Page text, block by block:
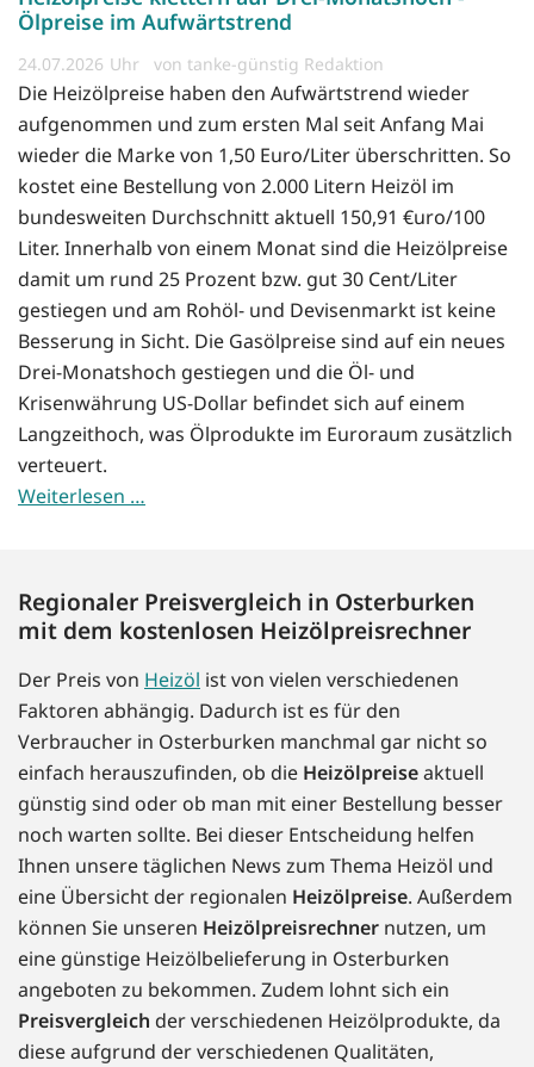
Ölpreise im Aufwärtstrend
24.07.2026 von tanke-günstig Redaktion
Die Heizölpreise haben den Aufwärtstrend wieder
aufgenommen und zum ersten Mal seit Anfang Mai
wieder die Marke von 1,50 Euro/Liter überschritten. So
kostet eine Bestellung von 2.000 Litern Heizöl im
bundesweiten Durchschnitt aktuell 150,91 €uro/100
Liter. Innerhalb von einem Monat sind die Heizölpreise
damit um rund 25 Prozent bzw. gut 30 Cent/Liter
gestiegen und am Rohöl- und Devisenmarkt ist keine
Besserung in Sicht. Die Gasölpreise sind auf ein neues
Drei-Monatshoch gestiegen und die Öl- und
Krisenwährung US-Dollar befindet sich auf einem
Langzeithoch, was Ölprodukte im Euroraum zusätzlich
verteuert.
Weiterlesen …
Regionaler Preisvergleich in Osterburken
mit dem kostenlosen Heizölpreisrechner
Der Preis von Heizöl ist von vielen verschiedenen
Faktoren abhängig. Dadurch ist es für den
Verbraucher in Osterburken manchmal gar nicht so
einfach herauszufinden, ob die Heizölpreiseaktuell
günstig sind oder ob man mit einer Bestellung besser
noch warten sollte. Bei dieser Entscheidung helfen
Ihnen unsere täglichen News zum Thema Heizöl und
eine Übersicht der regionalen Heizölpreise. Außerdem
können Sie unseren Heizölpreisrechner nutzen, um
eine günstige Heizölbelieferung in Osterburken
angeboten zu bekommen. Zudem lohnt sich ein
Preisvergleich der verschiedenen Heizölprodukte, da
diese aufgrund der verschiedenen Qualitäten,